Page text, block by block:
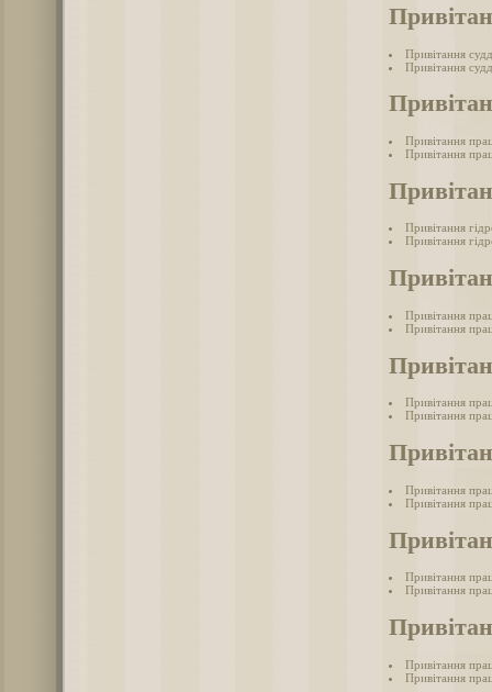
Привітання
Привітання
Привітання
Привітання
Привітання
Привітання
Привітання
Привітання
Привітання
Привітання
Привітання
Привітання
Привітання
Привітання
Привітання
Привітання